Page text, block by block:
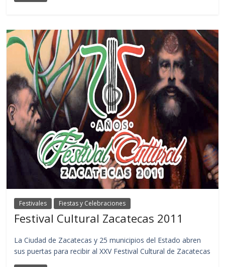
Festivales Fiestas y Celebraciones
Festival Cultural Zacatecas 2011
La Ciudad de Zacatecas y 25 municipios del Estado abren
sus puertas para recibir al XXV Festival Cultural de Zacatecas